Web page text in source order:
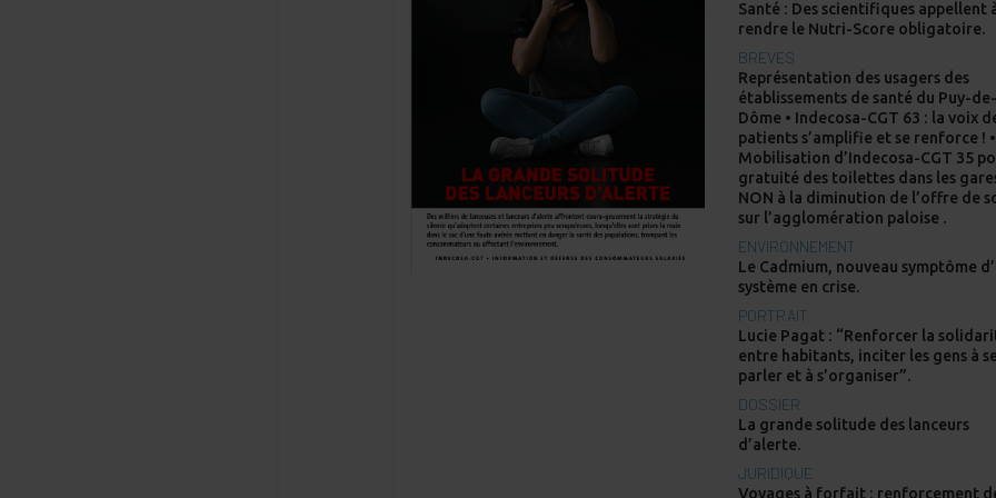
Santé : Des scientifiques appellent
rendre le Nutri-Score obligatoire.
BREVES
Représentation des usagers des
établissements de santé du Puy-de-
Dôme • Indecosa-CGT 63 : la voix
patients s’amplifie et se renforce ! •
Mobilisation d’Indecosa-CGT 35
gratuité des toilettes dans les
NON à la diminution de l’offre de
sur l’agglomération paloise .
ENVIRONNEMENT
Le Cadmium, nouveau symptôme
système en crise.
PORTRAIT
Lucie Pagat : “Renforcer la
entre habitants, inciter les gens à
parler et à s’organiser”.
DOSSIER
La grande solitude des lanceurs
d’alerte.
JURIDIQUE
Voyages à forfait : renforcement